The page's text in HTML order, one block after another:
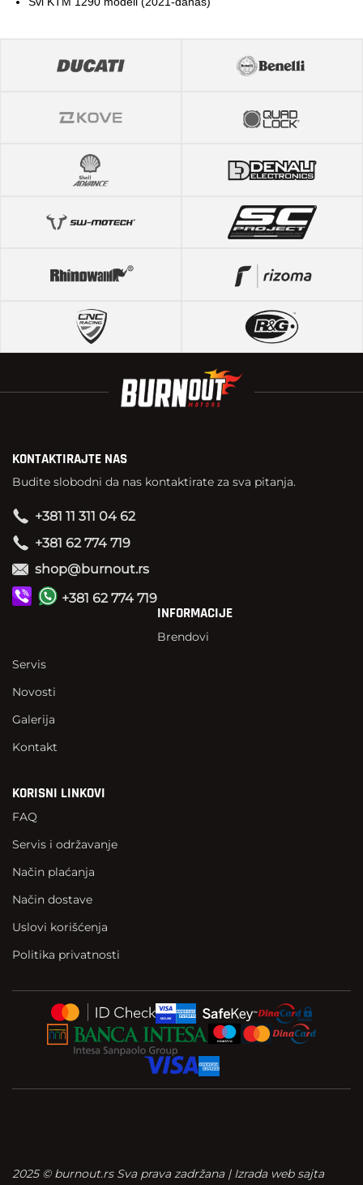
KONTAKTIRAJTE NAS
Budite slobodni da nas kontaktirate za sva pitanja.
+381 11 311 04 62
+381 62 774 719
shop@burnout.rs
+381 62 774 719
INFORMACIJE
Brendovi
Servis
Novosti
Galerija
Kontakt
KORISNI LINKOVI
FAQ
Servis i održavanje
Način plaćanja
Način dostave
Uslovi korišćenja
Politika privatnosti
2025 © burnout.rs Sva prava zadržana | Izrada web sajta